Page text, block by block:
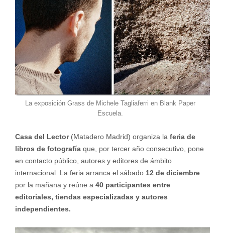
La exposición Grass de Michele Tagliaferri en Blank Paper
Escuela.
Casa del Lector(Matadero Madrid) organiza la feria de
libros de fotografía que, por tercer año consecutivo, pone
en contacto público, autores y editores de ámbito
internacional. La feria arranca el sábado 12 de diciembre
por la mañana y reúne a 40 participantes entre
editoriales, tiendas especializadas y autores
independientes.